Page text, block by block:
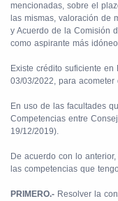
mencionadas, sobre el
las mismas, valoración de
y Acuerdo de la Comisión
como aspirante más
Existe crédito suficiente en
03/03/2022, para acometer
En uso de las facultades
Competencias entre
19/12/2019).
De acuerdo con lo
las competencias que
PRIMERO.- Resolver la